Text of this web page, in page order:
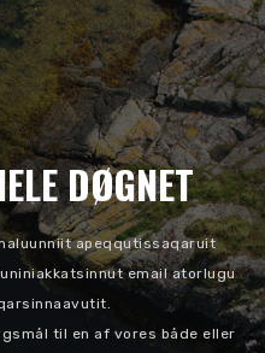
DØGNET
apeqqutissaqaruit
email atorlugu
til en af vores både eller